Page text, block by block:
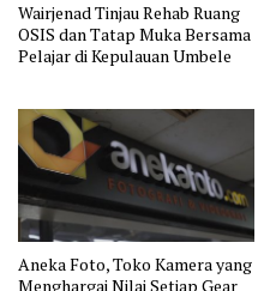
Wairjenad Tinjau Rehab Ruang
OSIS dan Tatap Muka Bersama
Pelajar di Kepulauan Umbele
Aneka Foto, Toko Kamera yang
Menghargai Nilai Setiap Gear